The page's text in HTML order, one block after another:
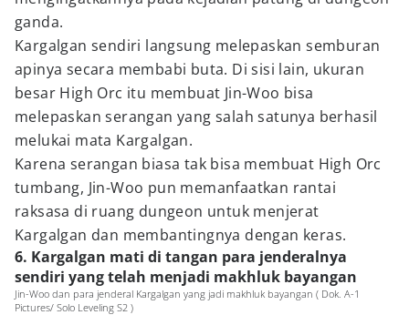
ganda.
Kargalgan sendiri langsung melepaskan semburan
apinya secara membabi buta. Di sisi lain, ukuran
besar High Orc itu membuat Jin-Woo bisa
melepaskan serangan yang salah satunya berhasil
melukai mata Kargalgan.
Karena serangan biasa tak bisa membuat High Orc
tumbang, Jin-Woo pun memanfaatkan rantai
raksasa di ruang dungeon untuk menjerat
Kargalgan dan membantingnya dengan keras.
6. Kargalgan mati di tangan para jenderalnya
sendiri yang telah menjadi makhluk bayangan
Jin-Woo dan para jenderal Kargalgan yang jadi makhluk bayangan ( Dok. A-1
Pictures/ Solo Leveling S2 )